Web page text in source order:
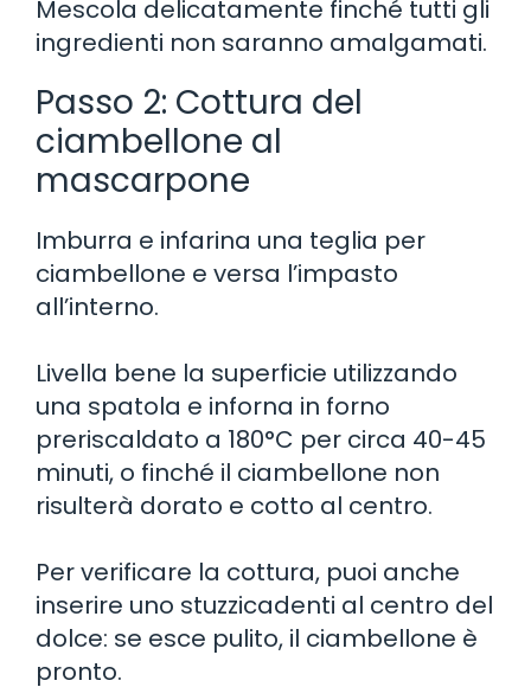
Mescola delicatamente finché tutti gli
ingredienti non saranno amalgamati.
Passo 2: Cottura del
ciambellone al
mascarpone
Imburra e infarina una teglia per
ciambellone e versa l’impasto
all’interno.
Livella bene la superficie utilizzando
una spatola e inforna in forno
preriscaldato a 180°C per circa 40-45
minuti, o finché il ciambellone non
risulterà dorato e cotto al centro.
Per verificare la cottura, puoi anche
inserire uno stuzzicadenti al centro del
dolce: se esce pulito, il ciambellone è
pronto.